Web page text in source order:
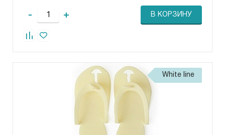
- + В КОРЗИНУ
White line